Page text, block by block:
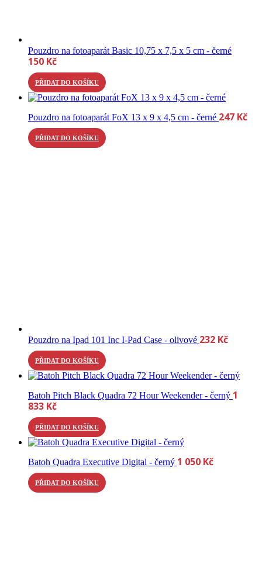
Pouzdro na fotoaparát Basic 10,75 x 7,5 x 5 cm - černé
150 Kč
PŘIDAT DO KOŠÍKU
Pouzdro na fotoaparát FoX 13 x 9 x 4,5 cm - černé 247 Kč
PŘIDAT DO KOŠÍKU
Pouzdro na Ipad 101 Inc I-Pad Case - olivové 232 Kč
PŘIDAT DO KOŠÍKU
Batoh Pitch Black Quadra 72 Hour Weekender - černý 1
833 Kč
PŘIDAT DO KOŠÍKU
Batoh Quadra Executive Digital - černý 1 050 Kč
PŘIDAT DO KOŠÍKU